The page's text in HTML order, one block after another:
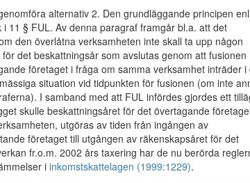
alternativ 2. Den grundläggande principen
11 § FUL. Av denna paragraf framgår bl.a. att det
den överlåtna verksamheten inte skall ta upp någon
det beskattningsår som avslutas genom att fusionen
företaget i fråga om samma verksamhet inträder i
situation vid tidpunkten för fusionen (om inte
I samband med att FUL infördes gjordes ett
skulle beskattningsåret för det övertagande
utgöras av tiden från ingången av
företaget till utgången av räkenskapsåret för det
fr.o.m. 2002 års taxering har de nu berörda
iinkomstskattelagen (1999:1229).